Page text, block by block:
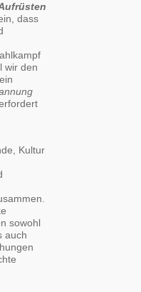
dass
wir den
Kultur
sowohl
auch